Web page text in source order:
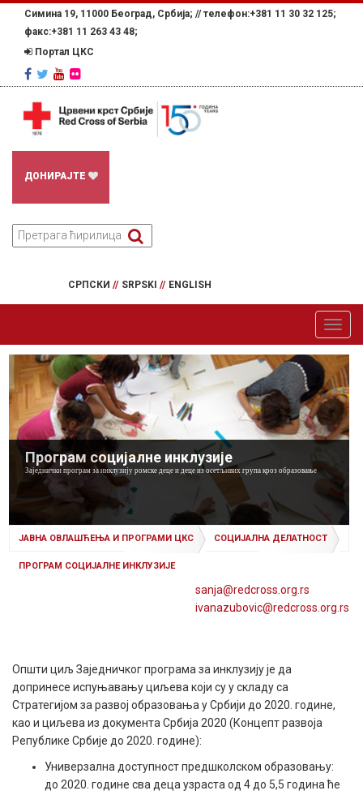
Симина 19, 11000 Београд, Србија; // телефон:+381 11 30 32 125;
факс:+381 11 263 43 48;
Портал ЦКС
ДОНИРАЈТЕ
СРПСКИ // SRPSKI // ENGLISH
Програм социјалне инклузије
Заједнички програм за инклузију ромске деце и деце из осетљивих група кроз образовање
ЈАВНА ОВЛАШЋЕЊА И ПРОГРАМИ ЦКС СОЦИЈАЛНА ДЕЛАТНОСТ
ПРОГРАМ СОЦИЈАЛНЕ ИНКЛУЗИЈЕ
sanja@redcross.org.rs
ivanazubovic@redcross.org.rs
Општи циљ Заједничког програма за инклузију је да
допринесе испуњавању циљева који су у складу са
Стратегијом за развој образовања у Србији до 2020. године,
као и циљева из документа Србија 2020 (Концепт развоја
Републике Србије до 2020. године):
Универзална доступност предшколском образовању:
до 2020. године сва деца узраста од 4 до 5,5 година ће